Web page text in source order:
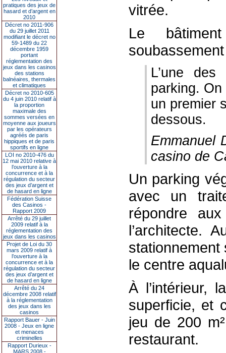
pratiques des jeux de
hasard et d’argent en
2010
Décret no 2011-906
du 29 juillet 2011
modifiant le décret no
59-1489 du 22
décembre 1959
portant
réglementation des
jeux dans les casinos
des stations
balnéaires, thermales
et climatiques
Décret no 2010-605
du 4 juin 2010 relatif à
la proportion
maximale des
sommes versées en
moyenne aux joueurs
par les opérateurs
agréés de paris
hippiques et de paris
sportifs en ligne
LOI no 2010-476 du
12 mai 2010 relative à
l’ouverture à la
concurrence et à la
régulation du secteur
des jeux d’argent et
de hasard en ligne
Fédération Suisse
des Casinos -
Rapport 2009
Arrêté du 29 juillet
2009 relatif à la
réglementation des
jeux dans les casinos
Projet de Loi du 30
mars 2009 relatif à
l’ouverture à la
concurrence et à la
régulation du secteur
des jeux d’argent et
de hasard en ligne
Arrêté du 24
décembre 2008 relatif
à la réglementation
des jeux dans les
casinos
Rapport Bauer - Juin
2008 - Jeux en ligne
et menaces
criminelles
Rapport Durieux -
MARS 2008 -
vitrée.
Le
L’une
parking.
un premier
dessous.
Emmanuel
casino de
Un parking
avec un
répondre
l’architecte.
stationnement
le centre
À l’intérieur,
superficie, et
jeu de 200
restaurant.